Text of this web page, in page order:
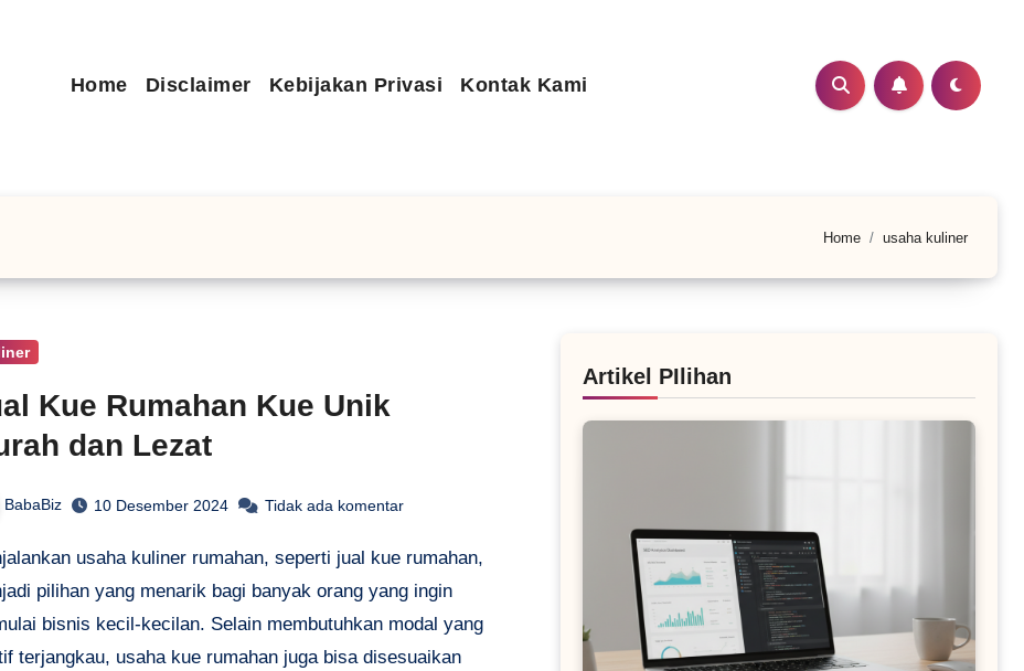
Home Disclaimer Kebijakan Privasi Kontak Kami
Home usaha kuliner
Kue Rumahan Kue Unik
dan Lezat
BabaBiz 10 Desember 2024 Tidak ada komentar
usaha kuliner rumahan, seperti jual kue rumahan,
pilihan yang menarik bagi banyak orang yang ingin
bisnis kecil-kecilan. Selain membutuhkan modal yang
terjangkau, usaha kue rumahan juga bisa disesuaikan
Artikel PIlihan